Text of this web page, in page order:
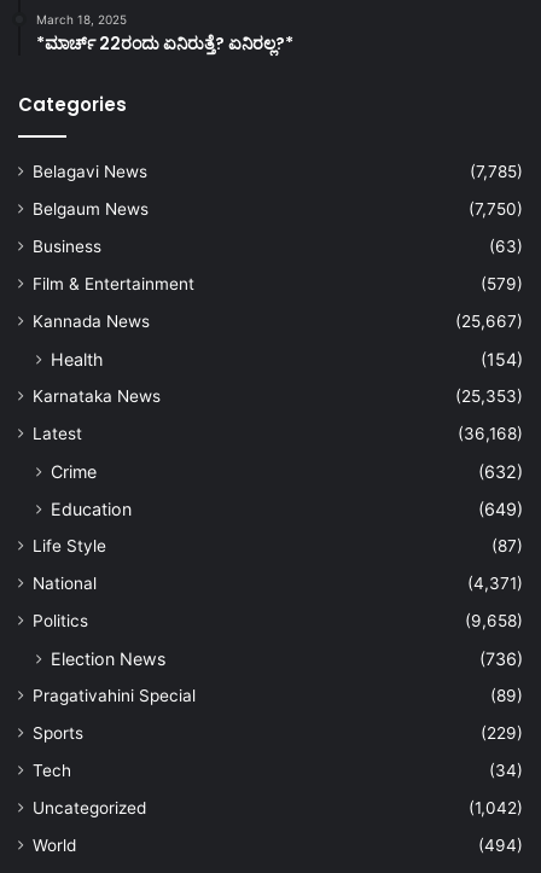
March 18, 2025
*ಮಾರ್ಚ್ 22ರಂದು ಏನಿರುತ್ತೆ? ಏನಿರಲ್ಲ?*
Categories
Belagavi News
(7,785)
Belgaum News
(7,750)
Business
(63)
Film & Entertainment
(579)
Kannada News
(25,667)
Health (154)
Karnataka News
(25,353)
Latest
(36,168)
Crime
(632)
Education
(649)
Life Style
(87)
National
(4,371)
Politics
(9,658)
Election News (736)
Pragativahini Special
(89)
Sports
(229)
Tech
(34)
Uncategorized
(1,042)
World
(494)